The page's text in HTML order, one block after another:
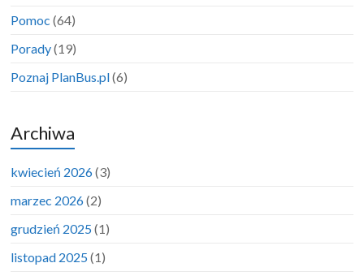
Pomoc (64)
Porady(19)
Poznaj PlanBus.pl(6)
Archiwa
kwiecień 2026(3)
marzec 2026(2)
grudzień 2025(1)
listopad 2025(1)